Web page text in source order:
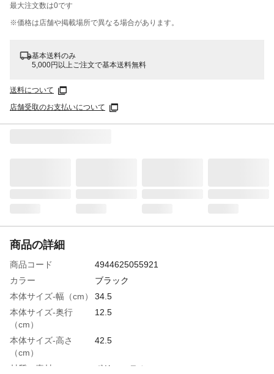
最大注文数は0です
※価格は​店舗や​掲載場所で​異なる​場合が​あります。
基本送料のみ
5,000円以上ご注文で基本送料無料
送料について
店舗受取のお支払いについて
商品の詳細
商品コード
4944625055921
カラー
ブラック
本体サイズ-幅（cm）
34.5
本体サイズ-奥行
（cm）
12.5
本体サイズ-高さ
（cm）
42.5
材質・素材
ポリエステル